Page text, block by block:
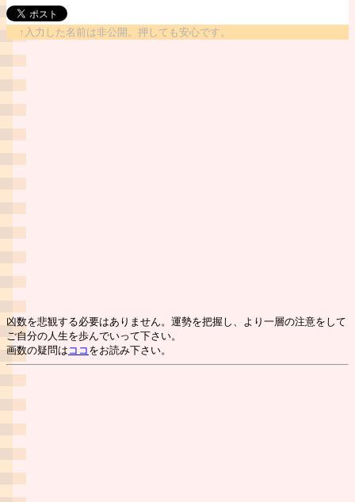
↑入力した名前は非公開。押しても安心です。
凶数を悲観する必要はありません。運勢を把握し、より一層の注意をして
ご自分の人生を歩んでいって下さい。
画数の疑問は ココ をお読み下さい。